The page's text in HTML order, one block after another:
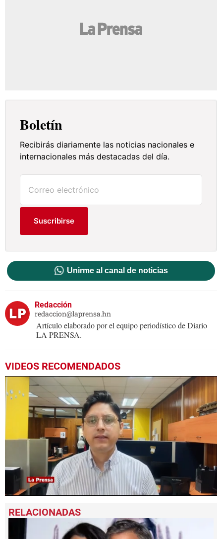
Boletín
Recibirás diariamente las noticias nacionales e
internacionales más destacadas del día.
Suscribirse
Unirme al canal de noticias
Redacción
redaccion@laprensa.hn
Artículo elaborado por el equipo periodístico de Diario
LA PRENSA.
VIDEOS RECOMENDADOS
seconds
of
minutes,